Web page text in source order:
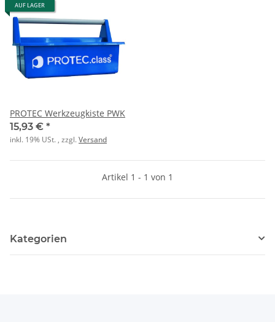
AUF LAGER
PROTEC Werkzeugkiste PWK
15,93 € *
inkl. 19% USt. , zzgl.Versand
Artikel 1 - 1 von 1
Kategorien